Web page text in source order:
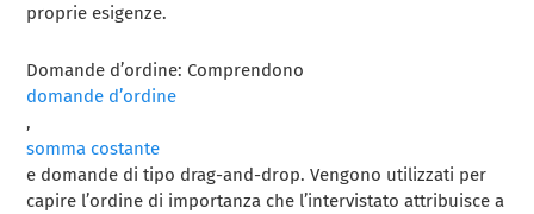
proprie esigenze.
Domande d’ordine: Comprendono
domande d’ordine
,
somma costante
e domande di tipo drag-and-drop. Vengono utilizzati per
capire l’ordine di importanza che l’intervistato attribuisce a